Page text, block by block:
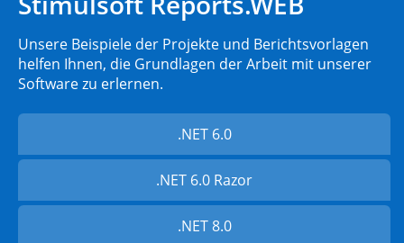
Unsere Beispiele der Projekte und Berichtsvorlagen
helfen Ihnen, die Grundlagen der Arbeit mit unserer
Software zu erlernen.
.NET 6.0
.NET 6.0 Razor
.NET 8.0